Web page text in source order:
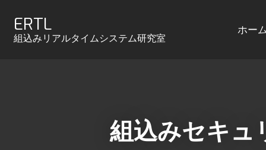
ERTL
組込みリアルタイムシステム研究室
ホー
組込みセキュ